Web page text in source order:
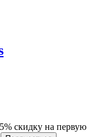
скидку на первую